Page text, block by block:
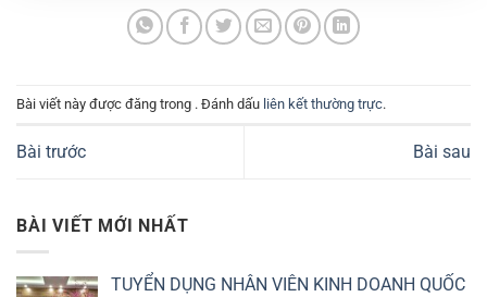
Bài viết này được đăng trong . Đánh dấu liên kết thường trực.
Bài trước Bài sau
BÀI VIẾT MỚI NHẤT
TUYỂN DỤNG NHÂN VIÊN KINH DOANH QUỐC